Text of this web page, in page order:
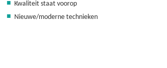
Kwaliteit staat voorop
Nieuwe/moderne technieken